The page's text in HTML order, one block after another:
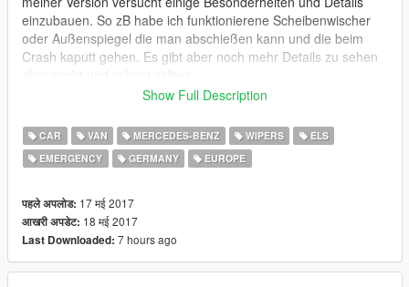
einzubauen. So zB habe ich funktionierene Scheibenwischer
oder Außenspiegel die man abschießen kann und die beim
Crash kaputt gehen. Es gibt aber noch mehr Details zu sehen
-----------------
English:
Since I have not found what I've been looking for, I've made my
own Mercedes Benz Vito. Most of the Vitos they can be found
are not very good in my eyes. Also there is not a German
think also the German Police and Rescue Vehicles could be out
Show Full Description
CAR VAN MERCEDES-BENZ WIPERS
ELS
EMERGENCY
GERMANY EUROPE
पहले अपलोड: 17 मई 2017
आखरी अपडेट: 18 मई 2017
Last Downloaded: 7 hours ago